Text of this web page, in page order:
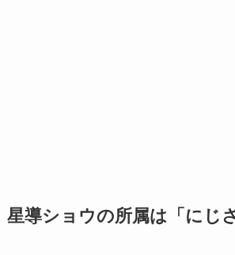
星導ショウの所属は「にじ